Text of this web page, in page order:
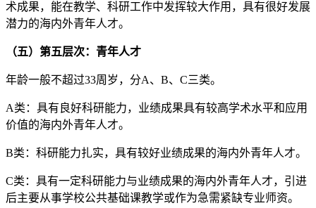
术成果，能在教学、科研工作中发挥较大作用，具有很好发展
潜力的海内外青年人才。
（五）第五层次：青年人才
年龄一般不超过33周岁，分A、B、C三类。
A类：具有良好科研能力，业绩成果具有较高学术水平和应用
价值的海内外青年人才。
B类：科研能力扎实，具有较好业绩成果的海内外青年人才。
C类：具有一定科研能力与业绩成果的海内外青年人才，引进
后主要从事学校公共基础课教学或作为急需紧缺专业师资。